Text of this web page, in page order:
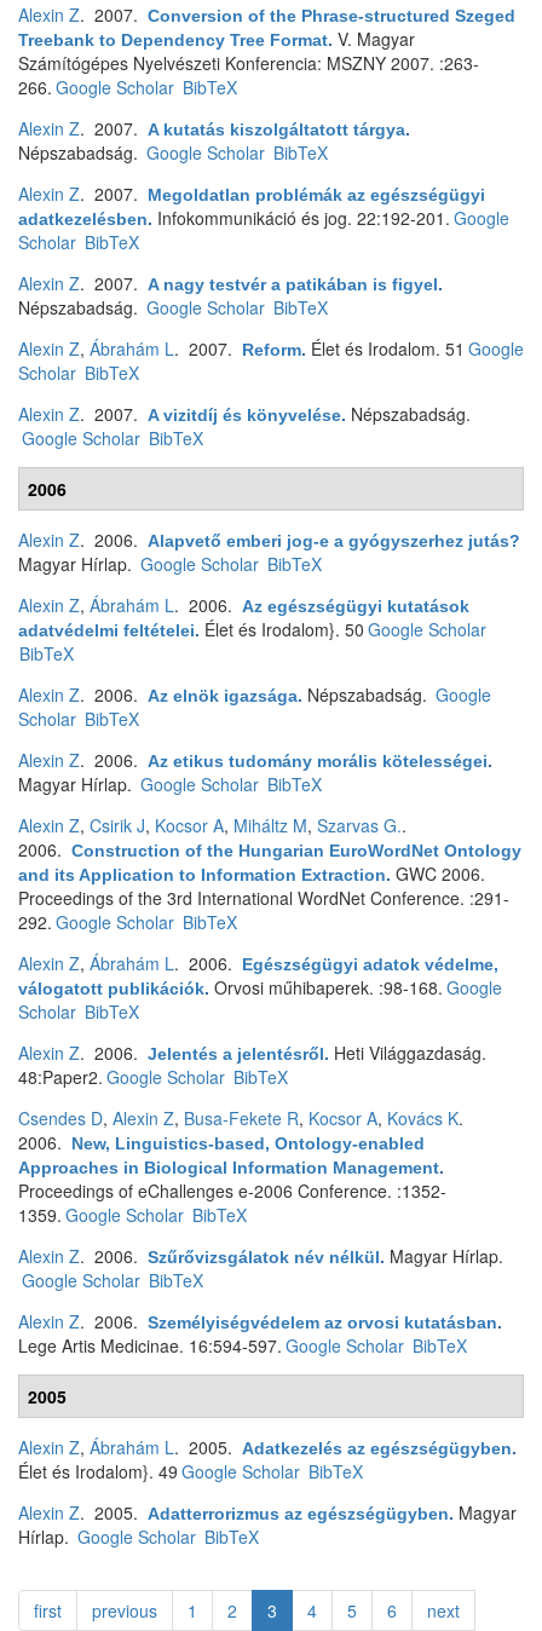
Alexin Z. 2007. Conversion of the Phrase-structured Szeged
Treebank to Dependency Tree Format. V. Magyar
Számítógépes Nyelvészeti Konferencia: MSZNY 2007. :263-
266. Google Scholar BibTeX
Alexin Z. 2007. A kutatás kiszolgáltatott tárgya.
Népszabadság. Google Scholar BibTeX
Alexin Z. 2007.
Megoldatlan problémák az egészségügyi
adatkezelésben. Infokommunikáció és jog. 22:192-201. Google
Scholar BibTeX
Alexin Z. 2007. A nagy testvér a patikában is figyel.
Népszabadság. Google Scholar BibTeX
Alexin Z, Ábrahám L. 2007. Reform. Élet és Irodalom. 51 Google
Scholar BibTeX
Alexin Z. 2007. A vizitdíj és könyvelése. Népszabadság.
Google Scholar BibTeX
2006
Alexin Z. 2006. Alapvető emberi jog-e a gyógyszerhez jutás?
Magyar Hírlap. Google Scholar BibTeX
Alexin Z, Ábrahám L. 2006. Az egészségügyi kutatások
adatvédelmi feltételei. Élet és Irodalom}. 50 Google Scholar
BibTeX
Alexin Z. 2006. Az elnök igazsága. Népszabadság. Google
Scholar BibTeX
Alexin Z. 2006. Az etikus tudomány morális kötelességei.
Magyar Hírlap. Google Scholar BibTeX
Alexin Z, Csirik J, Kocsor A, Miháltz M, Szarvas G..
2006. Construction of the Hungarian EuroWordNet Ontology
and its Application to Information Extraction. GWC 2006.
Proceedings of the 3rd International WordNet Conference. :291-
292. Google Scholar BibTeX
Alexin Z, Ábrahám L. 2006.
Egészségügyi adatok védelme,
válogatott publikációk. Orvosi műhibaperek. :98-168. Google
Scholar BibTeX
Alexin Z. 2006. Jelentés a jelentésről. Heti Világgazdaság.
48:Paper2. Google Scholar BibTeX
Csendes D, Alexin Z, Busa-Fekete R, Kocsor A, Kovács K.
2006.
New, Linguistics-based, Ontology-enabled
Approaches in Biological Information Management.
Proceedings of eChallenges e-2006 Conference. :1352-
1359. Google Scholar BibTeX
Alexin Z. 2006. Szűrővizsgálatok név nélkül. Magyar Hírlap.
Google Scholar BibTeX
Alexin Z. 2006. Személyiségvédelem az orvosi kutatásban.
Lege Artis Medicinae. 16:594-597. Google Scholar BibTeX
2005
Alexin Z, Ábrahám L. 2005. Adatkezelés az egészségügyben.
Élet és Irodalom}. 49 Google Scholar BibTeX
Alexin Z. 2005. Adatterrorizmus az egészségügyben. Magyar
Hírlap. Google Scholar BibTeX
first previous 1 2 3 4 5 6 next